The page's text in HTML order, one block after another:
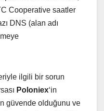
Cooperative saatler
DNS (alan adı
ilgili bir sorun
Poloniex‘in
güvende olduğunu ve